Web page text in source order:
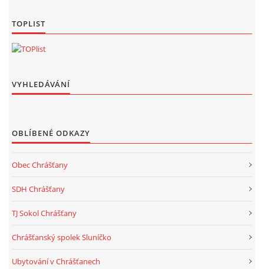
TOPLIST
VYHLEDÁVÁNÍ
OBLÍBENÉ ODKAZY
Obec Chrášťany
SDH Chrášťany
TJ Sokol Chrášťany
Chrášťanský spolek Sluníčko
Ubytování v Chrášťanech